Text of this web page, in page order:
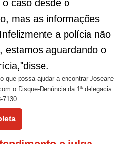
caso desde o
mas as informações
a polícia não
estamos aguardando o
que possa ajudar a encontrar Joseane
o Disque-Denúncia da 1ª delegacia
7130.